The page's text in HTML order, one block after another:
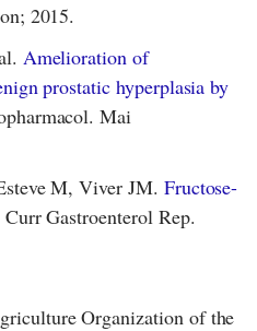
2015.
Amelioration of
prostatic hyperplasia by
Mai
M, Viver JM. Fructose-
Curr Gastroenterol Rep.
Organization of the